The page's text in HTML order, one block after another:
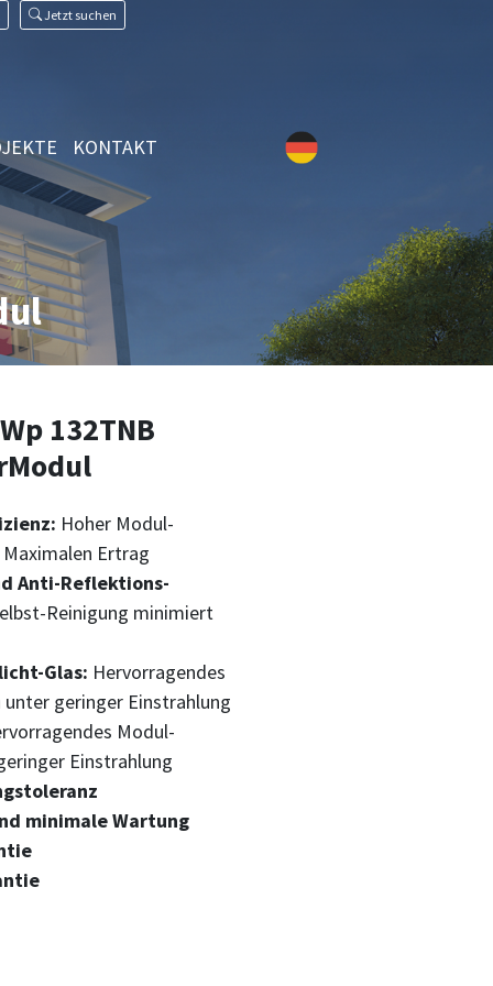
Jetzt suchen
KONTAKT
132TNB
Hoher Modul-
Ertrag
Anti-Reflektions-
Reinigung minimiert
Glas: Hervorragendes
geringer Einstrahlung
Modul-
Einstrahlung
minimale Wartung